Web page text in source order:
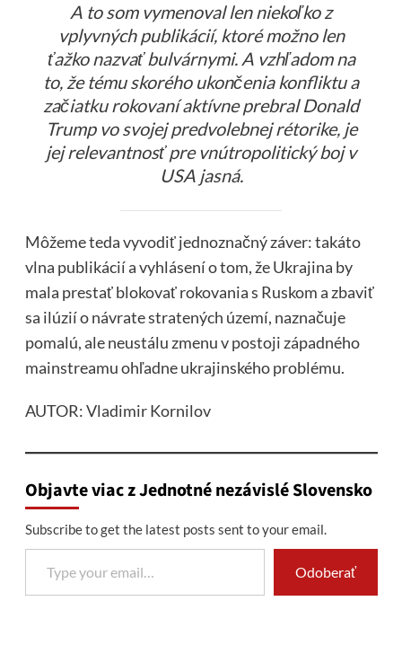
A to som vymenoval len niekoľko z
vplyvných publikácií, ktoré možno len
ťažko nazvať bulvárnymi. A vzhľadom na
to, že tému skorého ukončenia konfliktu a
začiatku rokovaní aktívne prebral Donald
Trump vo svojej predvolebnej rétorike, je
jej relevantnosť pre vnútropolitický boj v
USA jasná.
Môžeme teda vyvodiť jednoznačný záver: takáto
vlna publikácií a vyhlásení o tom, že Ukrajina by
mala prestať blokovať rokovania s Ruskom a zbaviť
sa ilúzií o návrate stratených území, naznačuje
pomalú, ale neustálu zmenu v postoji západného
mainstreamu ohľadne ukrajinského problému.
AUTOR: Vladimir Kornilov
Objavte viac z Jednotné nezávislé Slovensko
Subscribe to get the latest posts sent to your email.
Type your email…
Odoberať